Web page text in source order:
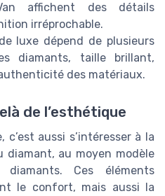
affichent des détails
irréprochable.
luxe dépend de plusieurs
diamants, taille brillant,
des matériaux.
de l’esthétique
aussi s’intéresser à la
diamant, au moyen modèle
Ces éléments
le confort, mais aussi la